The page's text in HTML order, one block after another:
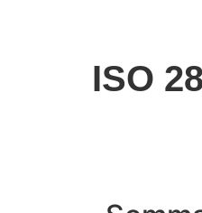
ISO